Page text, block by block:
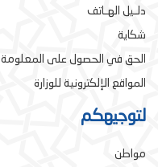
دلـيل الهـاتف
شكاية
الحق في الحصول على المعلومة
المواقع الإلكترونية للوزارة
لتوجيهكم
مواطن